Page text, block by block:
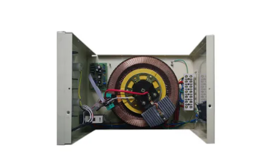
SEITENVERZEICHNIS
DATENSCHUTZ-
BESTIMMUNGEN